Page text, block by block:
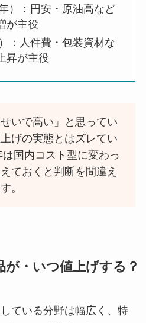
）：円安・原油高など
が主役
：人件費・包装資材な
昇が主役
せいで高い」と思ってい
げの実態とはズレてい
は国内コスト型に変わっ
ておくと判断を間違え
。
・いつ値上げする？
ている分野は幅広く、特